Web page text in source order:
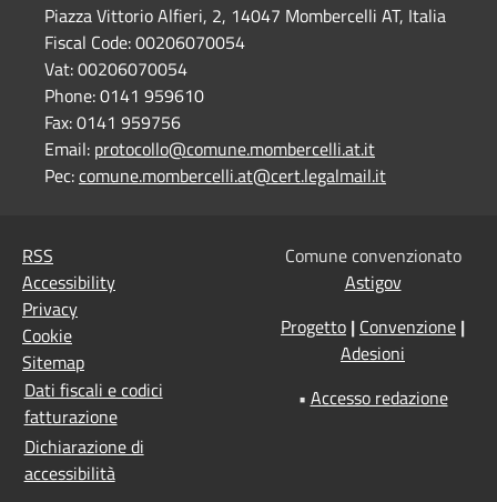
Piazza Vittorio Alfieri, 2, 14047 Mombercelli AT, Italia
Fiscal Code:00206070054
Vat:00206070054
Phone:0141 959610
Fax:0141 959756
Email: protocollo@comune.mombercelli.at.it
Pec:comune.mombercelli.at@cert.legalmail.it
RSS
Accessibility
Privacy
Cookie
Sitemap
Dati fiscali e codici
fatturazione
Dichiarazione di
accessibilità
Comune convenzionato
Astigov
Progetto | Convenzione |
Adesioni
• Accesso redazione